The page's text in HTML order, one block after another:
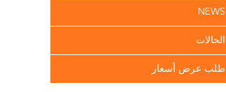
NEWS
الحالات
طلب عرض أسعار